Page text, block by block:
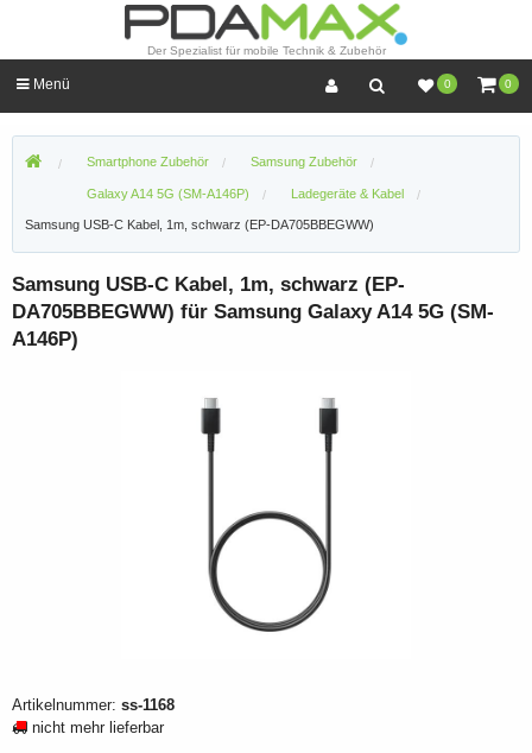
Der Spezialist für mobile Technik & Zubehör
0 0
Menü
Smartphone Zubehör Samsung Zubehör
Galaxy A14 5G (SM-A146P) Ladegeräte & Kabel
Samsung USB-C Kabel, 1m, schwarz (EP-DA705BBEGWW)
Samsung USB-C Kabel, 1m, schwarz (EP-
DA705BBEGWW) für Samsung Galaxy A14 5G (SM-
A146P)
Artikelnummer: ss-1168
nicht mehr lieferbar